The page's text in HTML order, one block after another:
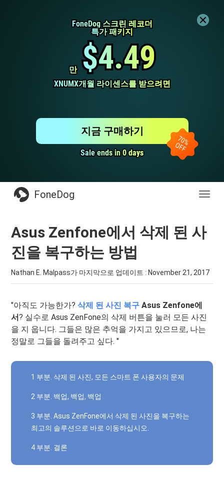
FoneDog 스크린 레코더
FoneDog 스크린 레코더
특가 패키지
특가 패키지
만
만 $4.49
$4.49
XNUMX개월 라이센스를 받으려면
XNUMX개월 라이센스를 받으려면
Sale ends in 0 days
Sale ends in 0 days
지금 구매하기
전
FoneDog
Asus Zenfone에서 삭제 된 사
진을 복구하는 방법
Nathan E. Malpass가 마지막으로 업데이트 : November 21, 2017
"아직도 가능한가? 삭제 된 사진 복구 Asus Zenfone에
서? 실수로 Asus ZenFone의 삭제 버튼을 눌러 모든 사진
을 지 웁니다. 그들은 많은 추억을 가지고 있으므로, 나는
정말로 그들을 돌려주고 싶다. "
1 부분. 삭제 된 사진, 모든 스마트 폰 사용자의 문제
2 부분. 백업, 백업, 백업
3 부분. Asus ZenFone에서 삭제 된 사진을 복구하는
최고의 솔루션으로 바로 이동하십시오.
4 부분. 결론